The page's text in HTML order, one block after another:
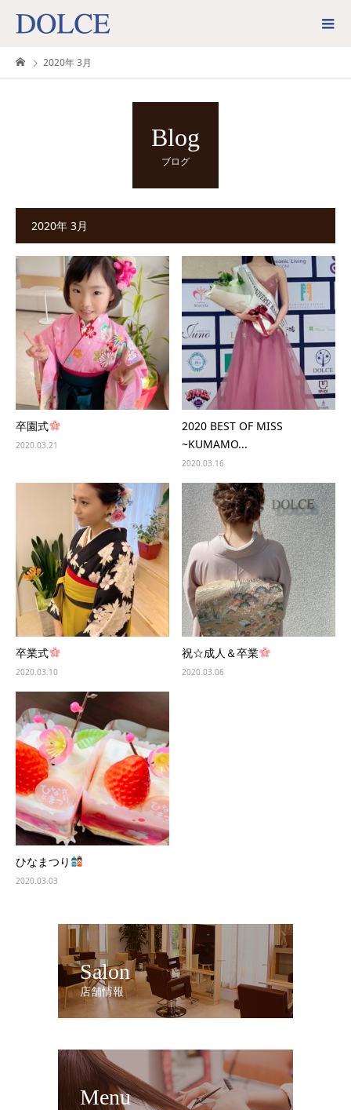
2020年 3月
Blog
ブログ
2020年 3月
卒園式
2020.03.21
2020 BEST OF MISS
~KUMAMO...
2020.03.16
卒業式
2020.03.10
祝☆成人＆卒業
2020.03.06
ひなまつり
2020.03.03
Salon
店舗情報
Menu